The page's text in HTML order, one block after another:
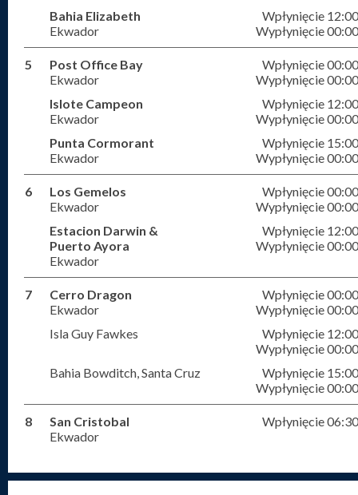
Bahia Elizabeth
Ekwador
Wpłynięcie 12:00
Wypłynięcie 00:00
5
Post Office Bay
Ekwador
Wpłynięcie 00:00
Wypłynięcie 00:00
Islote Campeon
Ekwador
Wpłynięcie 12:00
Wypłynięcie 00:00
Punta Cormorant
Ekwador
Wpłynięcie 15:00
Wypłynięcie 00:00
6
Los Gemelos
Ekwador
Wpłynięcie 00:00
Wypłynięcie 00:00
Estacion Darwin &
Puerto Ayora
Ekwador
Wpłynięcie 12:00
Wypłynięcie 00:00
7
Cerro Dragon
Ekwador
Wpłynięcie 00:00
Wypłynięcie 00:00
Isla Guy Fawkes
Wpłynięcie 12:00
Wypłynięcie 00:00
Bahia Bowditch, Santa Cruz
Wpłynięcie 15:00
Wypłynięcie 00:00
8
San Cristobal
Ekwador
Wpłynięcie 06:30